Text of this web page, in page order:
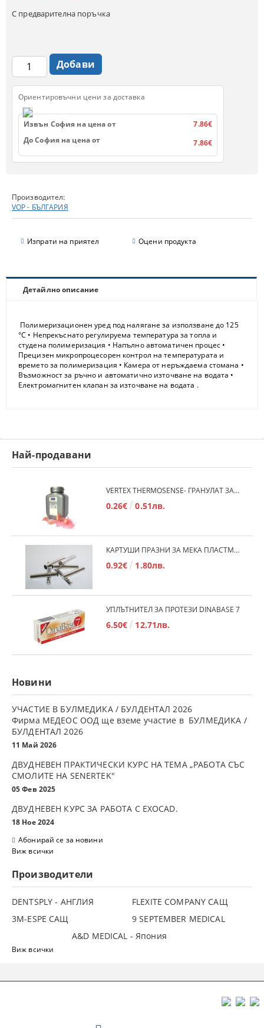
Производител:
VOP - БЪЛГАРИЯ
Изпрати на приятел Оцени продукта
С предварителна поръчка
Ориентировъчни цени за доставка
Извън София на цена от
7.86€
До София на цена от
7.86€
Детайлно описание
Полимеризационен уред под налягане за използване до 125
°C • Непрекъснато регулируемa температура за топла и
студена полимеризация • Напълно автоматичен процес •
Прецизен микропроцесорен контрол на температурата и
времето за полимеризация • Камера от неръждаема стомана •
Възможност за ръчно и автоматично източване на водата •
Електромагнитен клапан за източване на водата .
Най-продавани
VERTEX THERMOSENSE- ГРАНУЛАТ ЗА МЕКИ ПРОТЕЗИ
0.26€ 0.51лв.
КАРТУШИ ПРАЗНИ ЗА МЕКА ПЛАСТМАСА
0.92€ 1.80лв.
УПЛЪТНИТЕЛ ЗА ПРОТЕЗИ DINABASE 7
6.50€ 12.71лв.
Новини
УЧАСТИЕ В БУЛМЕДИКА / БУЛДЕНТАЛ 2026
Фирма МЕДЕОС ООД ще вземе участие в БУЛМЕДИКА /
БУЛДЕНТАЛ 2026
11 Май 2026
ДВУДНЕВЕН ПРАКТИЧЕСКИ КУРС НА ТЕМА „РАБОТА СЪС
СМОЛИТЕ НА SENERTEK"
05 Фев 2025
ДВУДНЕВЕН КУРС ЗА РАБОТА С ЕXOCAD.
18 Ное 2024
Абонирай се за новини
Виж всички
Производители
DENTSPLY - АНГЛИЯ
FLEXITE COMPANY САЩ
3М-ESPE САЩ
9 SEPTEMBER MEDICAL
A&D MEDICAL - Япония
Виж всички